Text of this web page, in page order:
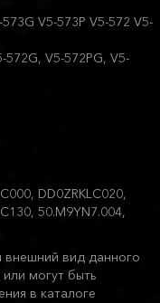
V5-573P V5-572 V5-
V5-572PG, V5-
DD0ZRKLC020,
50.M9YN7.004,
внешний вид данного
могут быть
в каталоге